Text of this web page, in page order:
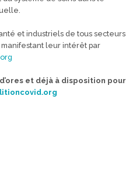
et industriels de tous secteurs
leur intérêt par
et déjà à disposition pour